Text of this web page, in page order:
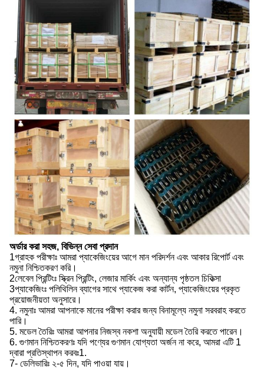
অর্ডার করা সহজ, বিভিন্ন সেবা প্রদান
1গ্রাহক পরীক্ষাঃ আমরা প্যাকেজিংয়ের আগে মান পরিদর্শন এবং আকার রিপোর্ট এবং
নমুনা নিশ্চিতকরণ করি।
2লেবেল প্রিন্টিংঃ স্ক্রিন প্রিন্টিং, লেজার মার্কিং এবং অন্যান্য পৃষ্ঠতল চিকিত্সা
3প্যাকেজিংঃ পলিথিলিন ব্যাগের সাথে প্যাকেজ করা কার্টন, প্যাকেজিংয়ের প্রকৃত
প্রয়োজনীয়তা অনুসারে।
4. নমুনাঃ আমরা আপনাকে মানের পরীক্ষা করার জন্য বিনামূল্যে নমুনা সরবরাহ করতে
পারি।
5. মডেল তৈরিঃ আমরা আপনার নিজস্ব নকশা অনুযায়ী মডেল তৈরি করতে পারেন।
6. গুণমান নিশ্চিতকরণঃ যদি পণ্যের গুণমান যোগ্যতা অর্জন না করে, আমরা এটি 1
দ্বারা প্রতিস্থাপন করবঃ1.
7- ডেলিভারিঃ ২-৫ দিন, যদি পাওয়া যায়।